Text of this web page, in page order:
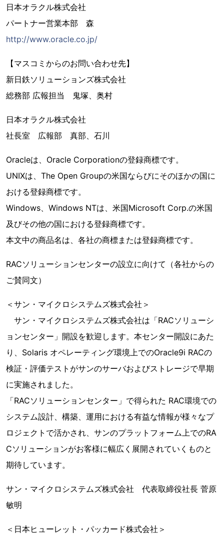
日本オラクル株式会社
パートナー営業本部 森
http://www.oracle.co.jp/
【マスコミからのお問い合わせ先】
新日鉄ソリューションズ株式会社
総務部 広報担当 鬼塚、奥村
日本オラクル株式会社
社長室 広報部 真部、石川
Oracleは、Oracle Corporationの登録商標です。
UNIXは、The Open Groupの米国ならびにそのほかの国に
おける登録商標です。
Windows、Windows NTは、米国Microsoft Corp.の米国
及びその他の国における登録商標です。
本文中の商品名は、各社の商標または登録商標です。
RACソリューションセンターの設立に向けて（各社からの
ご賛同文）
＜サン・マイクロシステムズ株式会社＞
サン・マイクロシステムズ株式会社は「RACソリューシ
ョンセンター」開設を歓迎します。本センター開設にあた
り、Solaris オペレーティング環境上でのOracle9i RACの
検証・評価テストがサンのサーバおよびストレージで早期
に実施されました。
「RACソリューションセンター」で得られた RAC環境での
システム設計、構築、運用における有益な情報が様々なプ
ロジェクトで活かされ、サンのプラットフォーム上でのRA
Cソリューションがお客様に幅広く展開されていくものと
期待しています。
サン・マイクロシステムズ株式会社 代表取締役社長 菅原
敏明
＜日本ヒューレット・パッカード株式会社＞